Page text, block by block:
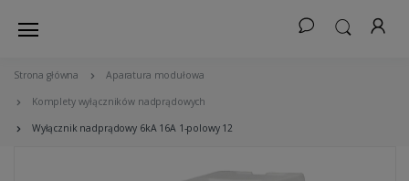
Strona główna Aparatura modułowa
Komplety wyłączników nadprądowych
Wyłącznik nadprądowy 6kA 16A 1-polowy 12